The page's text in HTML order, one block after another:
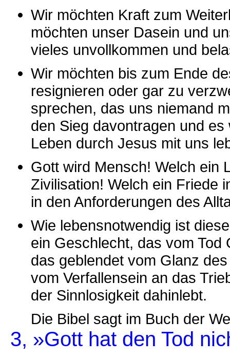
Wir möchten Kraft zum
möchten unser Dasein und
vieles unvollkommen und
Wir möchten bis zum Ende
resignieren oder gar zu
sprechen, das uns niemand
den Sieg davontragen und
Leben durch Jesus mit uns
Gott wird Mensch! Welch ein
Zivilisation! Welch ein Friede
in den Anforderungen des
Wie lebensnotwendig ist
ein Geschlecht, das vom
das geblendet vom Glanz
vom Verfallensein an das
der Sinnlosigkeit dahinlebt.
Die Bibel sagt im Buch der
3, »Gott hat den Tod